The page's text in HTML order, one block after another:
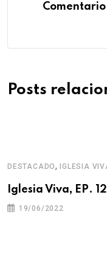
Comentario
Posts
DESTACADO, IGLESIA
Iglesia Viva, EP. 12
19/06/2022